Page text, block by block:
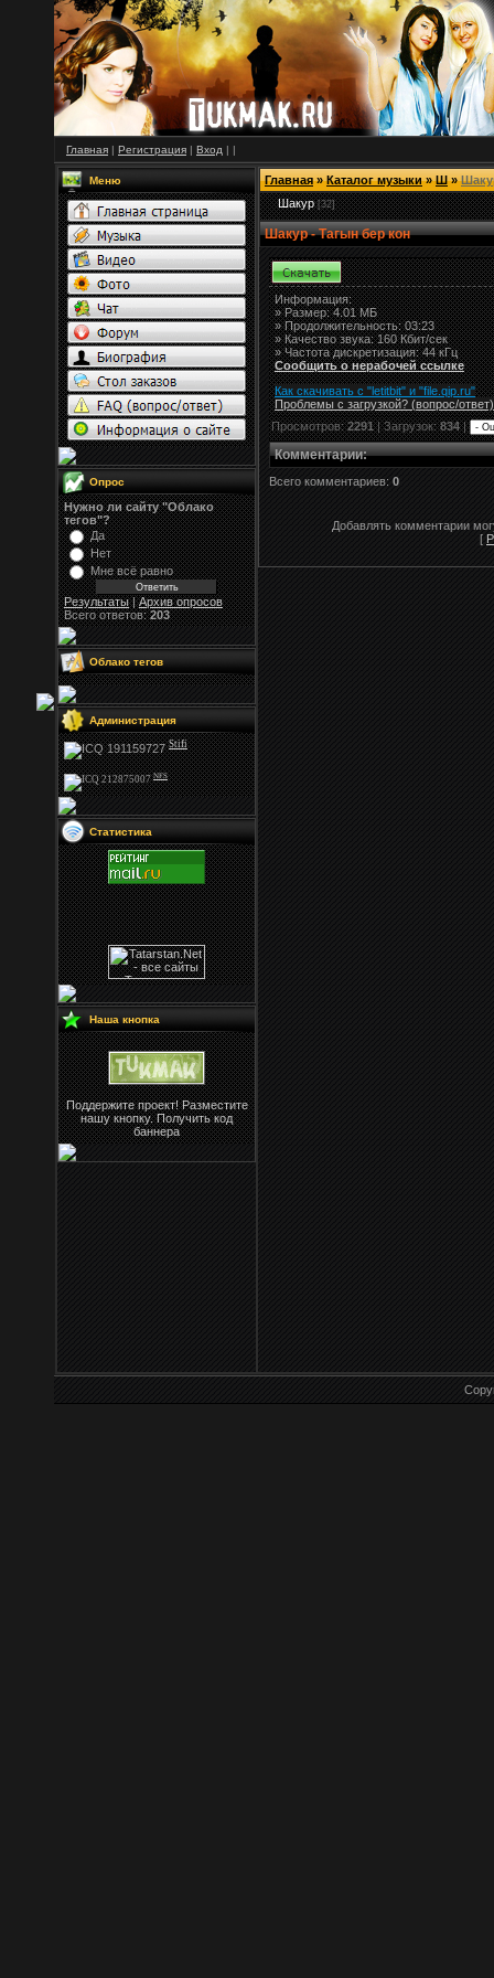
Главная | Регистрация | Вход | |
Меню
Опрос
Нужно ли сайту "Облако
тегов"?
Да
Нет
Мне всё равно
Результаты|Архив опросов
Всего ответов:203
Облако тегов
Администрация
Stifi
NFS
Статистика
Наша кнопка
Поддержите проект! Разместите
нашу кнопку. Получить код
баннера
Главная»Каталог музыки»Ш»
Шакур [32]
Шакур - Тагын бер кон
Информация:
»Размер:4.01 МБ
» Продолжительность: 03:23
» Качество звука: 160 Кбит/сек
» Частота дискретизация: 44 кГц
Сообщить о нерабочей ссылке
Как скачивать с "letitbit" и "file.qip.ru"
Проблемы с загрузкой? (вопрос/ответ)
Просмотров:2291| Загрузок:834|
Комментарии:
Всего комментариев: 0
Добавлять комментарии
[